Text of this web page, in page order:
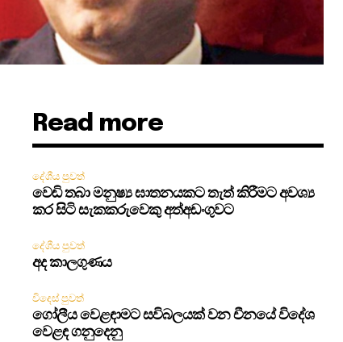
Read more
දේශීය පුවත්
වෙඩි තබා මනුෂ්‍ය ඝාතනයකට තැත් කිරීමට අවශ්‍ය
කර සිටි සැකකරුවෙකු අත්අඩංගුවට
දේශීය පුවත්
අද කාලගුණය
විදෙස් පුවත්
ගෝලීය වෙළඳාමට සවිබලයක් වන චීනයේ විදේශ
වෙළඳ ගනුදෙනු